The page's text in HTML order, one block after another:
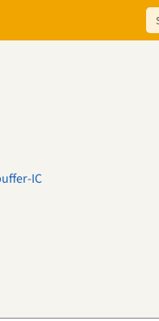
IC